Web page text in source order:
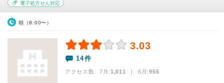
電子処方せん対応
朝（8:00〜）
3.03
14件
アクセス数 7月:1,011 | 6月:955